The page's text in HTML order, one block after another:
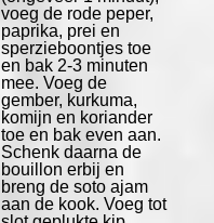
voeg de rode peper,
paprika, prei en
sperzieboontjes toe
en bak 2-3 minuten
mee. Voeg de
gember, kurkuma,
komijn en koriander
toe en bak even aan.
Schenk daarna de
bouillon erbij en
breng de soto ajam
aan de kook. Voeg tot